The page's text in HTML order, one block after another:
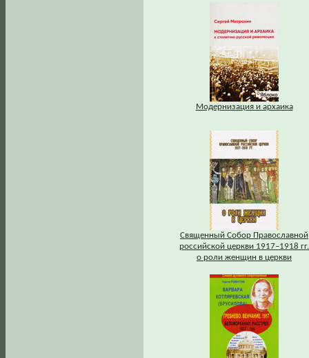
Модернизация и архаика
Священный Собор Православной
российской церкви 1917–1918 гг.
о роли женщин в церкви